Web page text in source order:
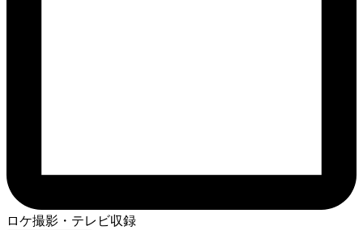
ロケ撮影・テレビ収録